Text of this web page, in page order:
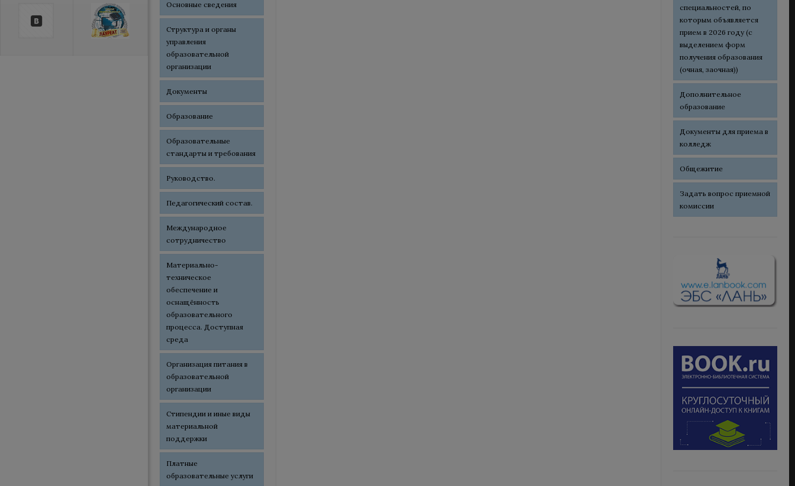
Основные сведения
Структура и органы
управления
образовательной
организации
Документы
Образование
Образовательные
стандарты и требования
Руководство.
Педагогический состав.
Международное
сотрудничество
Материально-
техническое
обеспечение и
оснащённость
образовательного
процесса. Доступная
среда
Организация питания в
образовательной
организации
Стипендии и иные виды
материальной
поддержки
Платные
образовательные услуги
специальностей, по
которым объявляется
прием в 2026 году (с
выделением форм
получения образования
(очная, заочная))
Дополнительное
образование
Документы для приема в
колледж
Общежитие
Задать вопрос приемной
комиссии